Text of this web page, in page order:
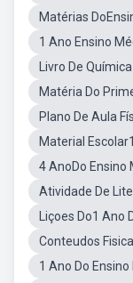
Matérias
1 Ano Ensino
Livro De
Matéria Do
Plano De Aula
Material
4 AnoDo Ensino
Atividade De
Liçoes Do1 Ano
Conteudos
1 Ano Do